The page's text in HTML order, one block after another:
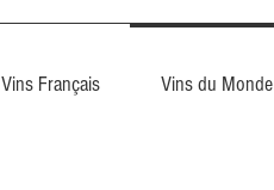
Vins Français Vins du Monde